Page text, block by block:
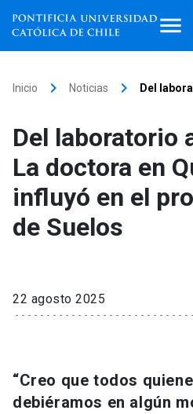
Facultades, escuelas e
institutos
Investigación
Información para keyboard_arrow_down
Inicio keyboard_arrow_right Noticias keyboard_arrow_right Del
Del laboratorio
La doctora en
influyó en el
de Suelos
22 agosto 2025
“Creo que todos
debiéramos en algún